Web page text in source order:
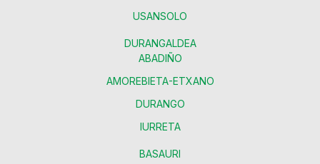
USANSOLO
DURANGALDEA
ABADIÑO
AMOREBIETA-ETXANO
DURANGO
IURRETA
BASAURI